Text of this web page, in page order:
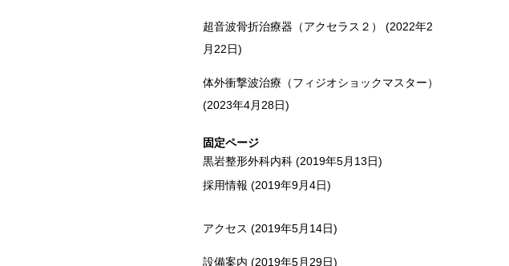
超音波骨折治療器（アクセラス２） (2022年2
月22日)
体外衝撃波治療（フィジオショックマスター）
(2023年4月28日)
固定ページ
黒岩整形外科内科 (2019年5月13日)
採用情報 (2019年9月4日)
アクセス (2019年5月14日)
設備案内 (2019年5月29日)